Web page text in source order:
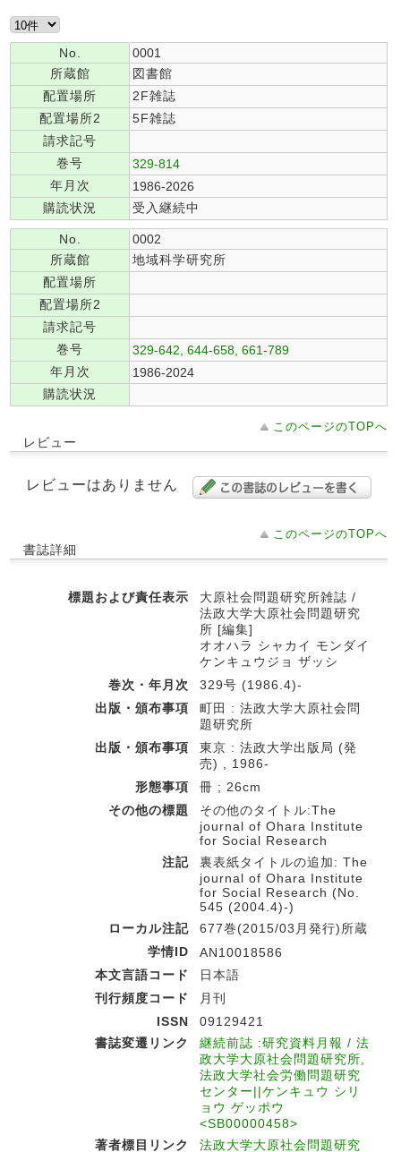
No.
0001
所蔵館
図書館
配置場所
2F雑誌
配置場所2
5F雑誌
請求記号
巻号
329-814
年月次
1986-2026
購読状況
受入継続中
No.
0002
所蔵館
地域科学研究所
配置場所
配置場所2
請求記号
巻号
329-642, 644-658, 661-789
年月次
1986-2024
購読状況
このページのTOPへ
レビュー
レビューはありません
このページのTOPへ
書誌詳細
標題および責任表示
大原社会問題研究所雑誌 /
法政大学大原社会問題研究
所 [編集]
オオハラ シャカイ モンダイ
ケンキュウジョ ザッシ
巻次・年月次
329号 (1986.4)-
出版・頒布事項
町田 : 法政大学大原社会問
題研究所
出版・頒布事項
東京 : 法政大学出版局 (発
売) , 1986-
形態事項
冊 ; 26cm
その他の標題
その他のタイトル:The
journal of Ohara Institute
for Social Research
注記
裏表紙タイトルの追加: The
journal of Ohara Institute
for Social Research (No.
545 (2004.4)-)
ローカル注記
677巻(2015/03月発行)所蔵
学情ID
AN10018586
本文言語コード
日本語
刊行頻度コード
月刊
ISSN
09129421
書誌変遷リンク
継続前誌 :研究資料月報 / 法
政大学大原社会問題研究所,
法政大学社会労働問題研究
センター||ケンキュウ シリ
ョウ ゲッポウ
<SB00000458>
著者標目リンク
法政大学大原社会問題研究